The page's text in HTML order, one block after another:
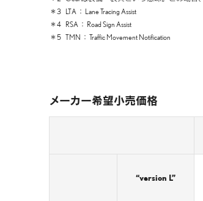
＊3 LTA
Lane Tracing Assist
＊4 RSA
Road Sign Assist
＊5 TMN Traffic Movement Notification
メーカー希望小売価格
“version L”